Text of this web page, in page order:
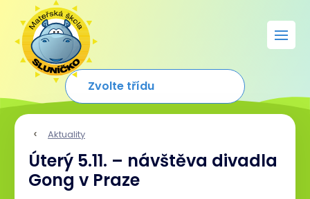
Aktuality
Úterý 5.11. – návštěva divadla
Gong v Praze